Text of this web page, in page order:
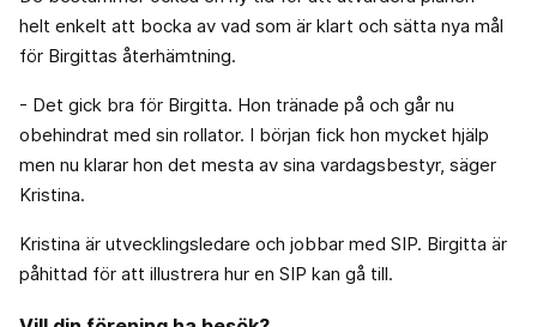
helt enkelt att bocka av vad som är klart och sätta nya mål
för Birgittas återhämtning.
- Det gick bra för Birgitta. Hon tränade på och går nu
obehindrat med sin rollator. I början fick hon mycket hjälp
men nu klarar hon det mesta av sina vardagsbestyr, säger
Kristina.
Kristina är utvecklingsledare och jobbar med SIP. Birgitta är
påhittad för att illustrera hur en SIP kan gå till.